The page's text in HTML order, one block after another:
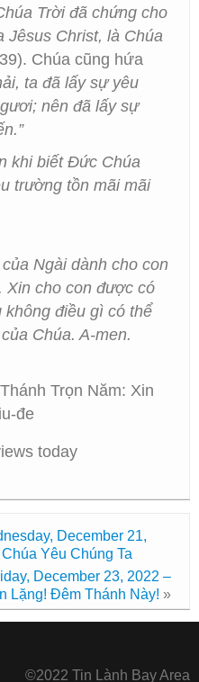
Trời đã chứng cho
Jêsus Christ, là Chúa
Chúa cũng hứa
ta đã lấy sự yêu
nên đã lấy sự
khi biết Đức Chúa
trường tồn mãi mãi
Ngài dành cho con
Xin cho con được có
điều gì có thể
Chúa. A-men.
Trọn Năm: Xin
đe
today
December 21,
Yêu Chúng Ta
December 23, 2022 –
Lặng! Đêm Thánh Này! »
©2022 Tin Lành Bay Area